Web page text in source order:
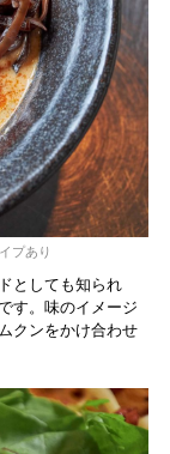
プあり
としても知られ
す。味のイメージ
クンをかけ合わせ